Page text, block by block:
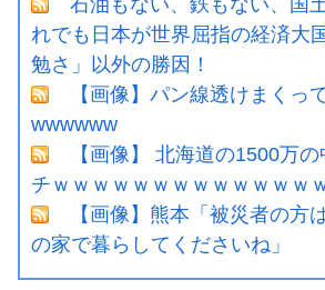
れでも日本が世界屈指の経済大
勉さ」以外の勝因！
【画像】パン線透けまくっ
wwwwww
【画像】 北海道の1500万
チｗｗｗｗｗｗｗｗｗｗｗｗｗ
【画像】熊本「被災者の方
の家で暮らしてくださいね」